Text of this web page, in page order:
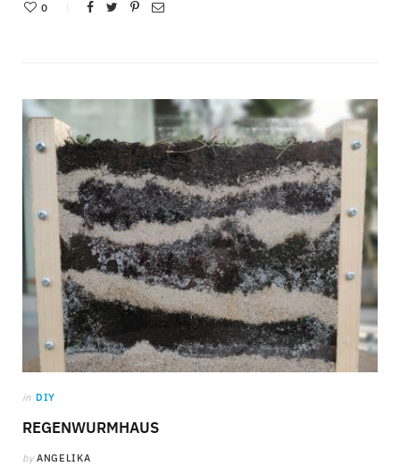
0
in DIY
REGENWURMHAUS
by ANGELIKA